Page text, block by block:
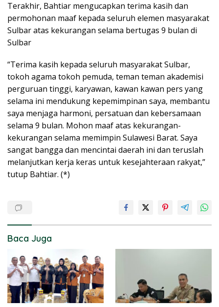
Terakhir, Bahtiar mengucapkan terima kasih dan
permohonan maaf kepada seluruh elemen masyarakat
Sulbar atas kekurangan selama bertugas 9 bulan di
Sulbar
“Terima kasih kepada seluruh masyarakat Sulbar,
tokoh agama tokoh pemuda, teman teman akademisi
perguruan tinggi, karyawan, kawan kawan pers yang
selama ini mendukung kepemimpinan saya, membantu
saya menjaga harmoni, persatuan dan kebersamaan
selama 9 bulan. Mohon maaf atas kekurangan-
kekurangan selama memimpin Sulawesi Barat. Saya
sangat bangga dan mencintai daerah ini dan teruslah
melanjutkan kerja keras untuk kesejahteraan rakyat,”
tutup Bahtiar. (*)
Baca Juga